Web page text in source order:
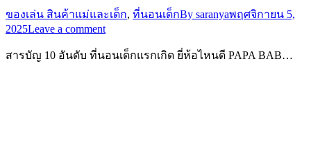
ของเล่น สินค้าแม่และเด็ก, ที่นอนเด็กBy saranyaพฤศจิกายน 5,
2025Leave a comment
สารบัญ 10 อันดับ ที่นอนเด็กแรกเกิด ยี่ห้อไหนดี PAPA BAB…